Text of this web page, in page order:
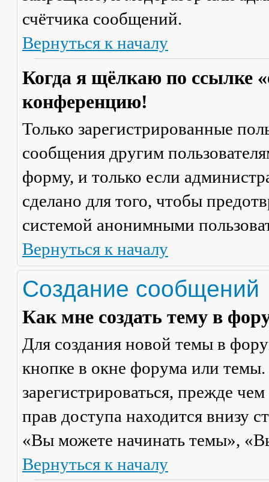
счётчика сообщений.
Вернуться к началу
Когда я щёлкаю по ссылке
конференцию!
Только зарегистрированные
сообщения другим
форму, и только если
сделано для того, чтобы
системой анонимными
Вернуться к началу
Создание сообщений
Как мне создать тему в
Для создания новой темы в
кнопке в окне форума или
зарегистрироваться, прежде
прав доступа находится внизу
«Вы можете начинать темы»,
Вернуться к началу